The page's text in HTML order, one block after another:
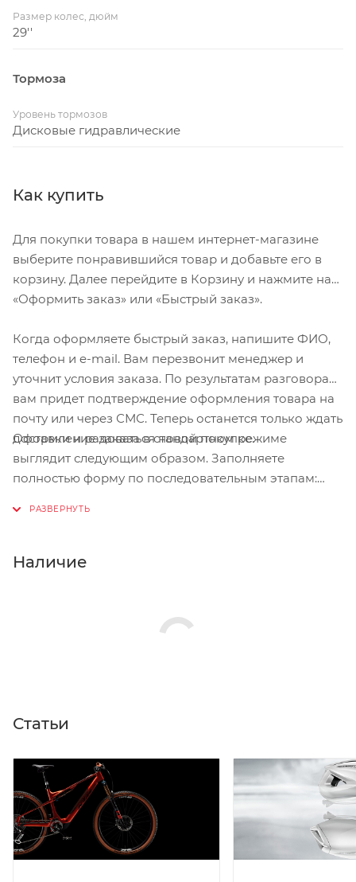
Размер колес, дюйм
29''
Тормоза
Уровень тормозов
Дисковые гидравлические
Как купить
Для покупки товара в нашем интернет-магазине
выберите понравившийся товар и добавьте его в
корзину. Далее перейдите в Корзину и нажмите на
«Оформить заказ» или «Быстрый заказ».
Когда оформляете быстрый заказ, напишите ФИО,
телефон и e-mail. Вам перезвонит менеджер и
уточнит условия заказа. По результатам разговора
вам придет подтверждение оформления товара на
почту или через СМС. Теперь останется только ждать
доставки и радоваться новой покупке.
Оформление заказа в стандартном режиме
выглядит следующим образом. Заполняете
полностью форму по последовательным этапам:
Нажмите кнопку «Оформить заказ».
Наличие
Статьи